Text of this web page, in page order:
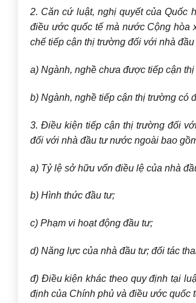
2. Căn cứ luật, nghị quyết của Quốc
điều ước quốc tế mà nước Cộng hòa
chế tiếp cận thị trường đối với nhà
a) Ngành, nghề chưa được tiếp cận
b) Ngành, nghề tiếp cận thị trường có
3. Điều kiện tiếp cận thị trường đối
đối với nhà đầu tư nước ngoài bao
a) Tỷ lệ sở hữu vốn điều lệ của nhà
b) Hình thức đầu tư;
c) Phạm vi hoạt động đầu tư;
d) Năng lực của nhà đầu tư; đối tác
đ) Điều kiện khác theo quy định tại
định của Chính phủ và điều ước quốc